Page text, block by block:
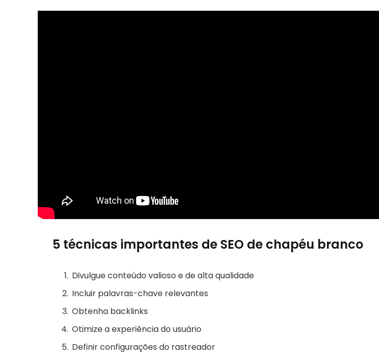
5 técnicas importantes de SEO de chapéu branco
Divulgue conteúdo valioso e de alta qualidade
Incluir palavras-chave relevantes
Obtenha backlinks
Otimize a experiência do usuário
Definir configurações do rastreador